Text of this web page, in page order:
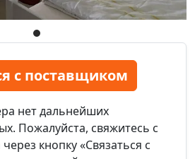
с поставщиком
нет дальнейших
Пожалуйста, свяжитесь с
кнопку «Связаться с